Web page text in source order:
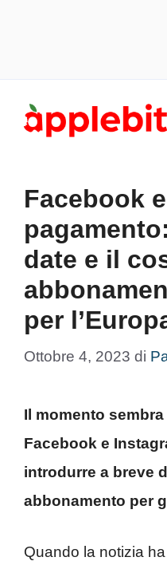
Facebook
date e il
per
Ottobre 4, 2023 di
Il momento
Facebook e
introdurre a breve
abbonamento per
Quando la notizia